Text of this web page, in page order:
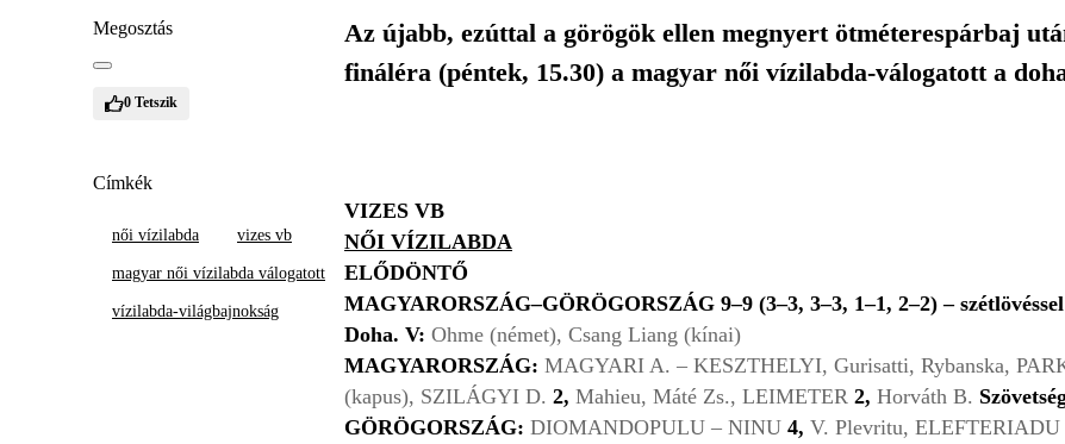
Megosztás
0 Tetszik
Címkék
női vízilabda vizes vb
magyar női vízilabda válogatott
vízilabda-világbajnokság
Az újabb, ezúttal a görögök ellen megnyert ötméterespárbaj
fináléra (péntek, 15.30) a magyar női vízilabda-válogatott a
VIZES VB
NŐI VÍZILABDA
ELŐDÖNTŐ
MAGYARORSZÁG–GÖRÖGORSZÁG 9–9 (3–3, 3–3, 1–1, 2–2) –
Doha. V: Ohme (német), Csang Liang (kínai)
MAGYARORSZÁG: MAGYARI A. – KESZTHELYI, Gurisatti, Rybanska,
(kapus), SZILÁGYI D. 2, Mahieu, Máté Zs., LEIMETER 2, Horváth B.
GÖRÖGORSZÁG: DIOMANDOPULU – NINU 4, V. Plevritu, ELEFTERIADU